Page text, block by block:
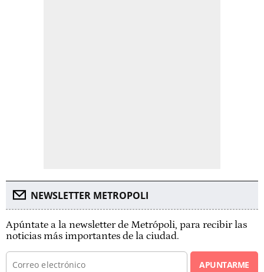
NEWSLETTER METROPOLI
Apúntate a la newsletter de Metrópoli, para recibir las
noticias más importantes de la ciudad.
APUNTARME